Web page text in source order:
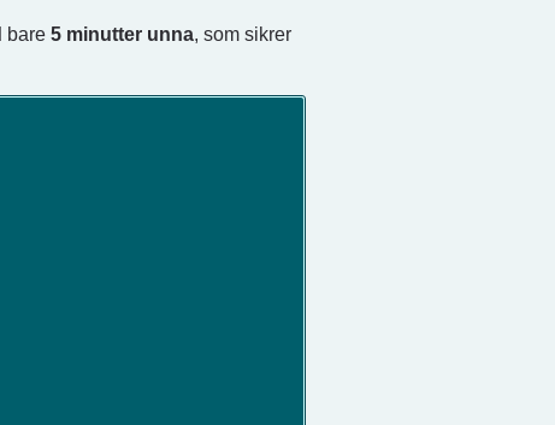
bare 5 minutter unna, som sikrer